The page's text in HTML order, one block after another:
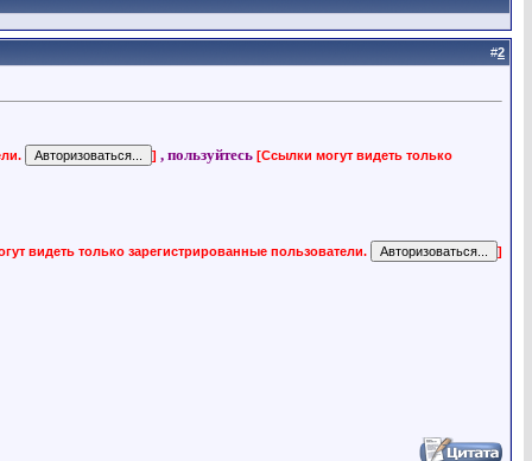
#2
] , пользуйтесь [Ссылки могут видеть только
видеть только зарегистрированные пользователи. ]